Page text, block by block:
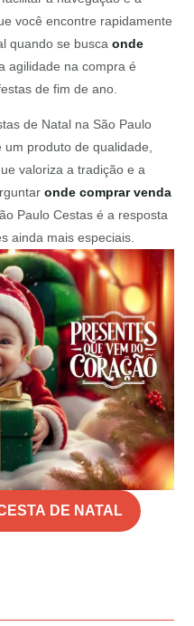
você encontre rapidamente
quando se buscaonde
a agilidade na compra é
de fim de ano.
de Natal na São Paulo
produto de qualidade,
valoriza a tradição e a
onde comprar venda
Paulo Cestas é a resposta
ainda mais especiais.
DE NATAL